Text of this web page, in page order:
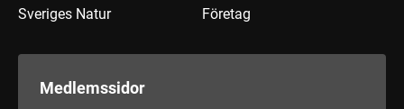
Sveriges Natur Företag
Medlemssidor